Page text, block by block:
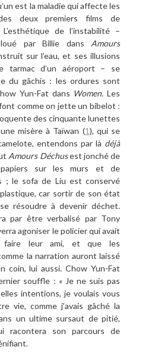
est la maladie qui affecte les
deux premiers films de
de l’instabilité –
loué par Billie dans Amours
sur l’eau, et ses illusions
tarmac d’un aéroport – se
du gâchis : les ordures sont
Yun-Fat dans Women. Les
comme on jette un bibelot :
des cinquante lunettes
misère à Taïwan (1), qui se
entendons par là déjà
Amours Déchusest jonché de
sur les murs et de
; le sofa de Liu est conservé
car sortir de son état
résoudre à devenir déchet.
par être verbalisé par Tony
agoniser le policier qui avait
leur ami, et que les
la narration auront laissé
coin, lui aussi. Chow Yun-Fat
souffle : « Je ne suis pas
intentions, je voulais vous
vie, comme j’avais gâché la
un ultime sursaut de pitié,
racontera son parcours de